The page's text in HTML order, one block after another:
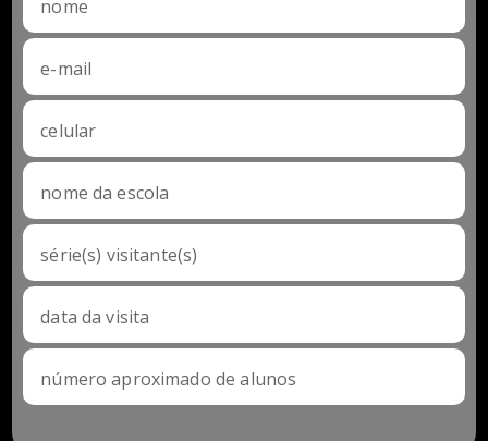
nome
e-mail
celular
nome da escola
série(s) visitante(s)
data da visita
número aproximado de alunos